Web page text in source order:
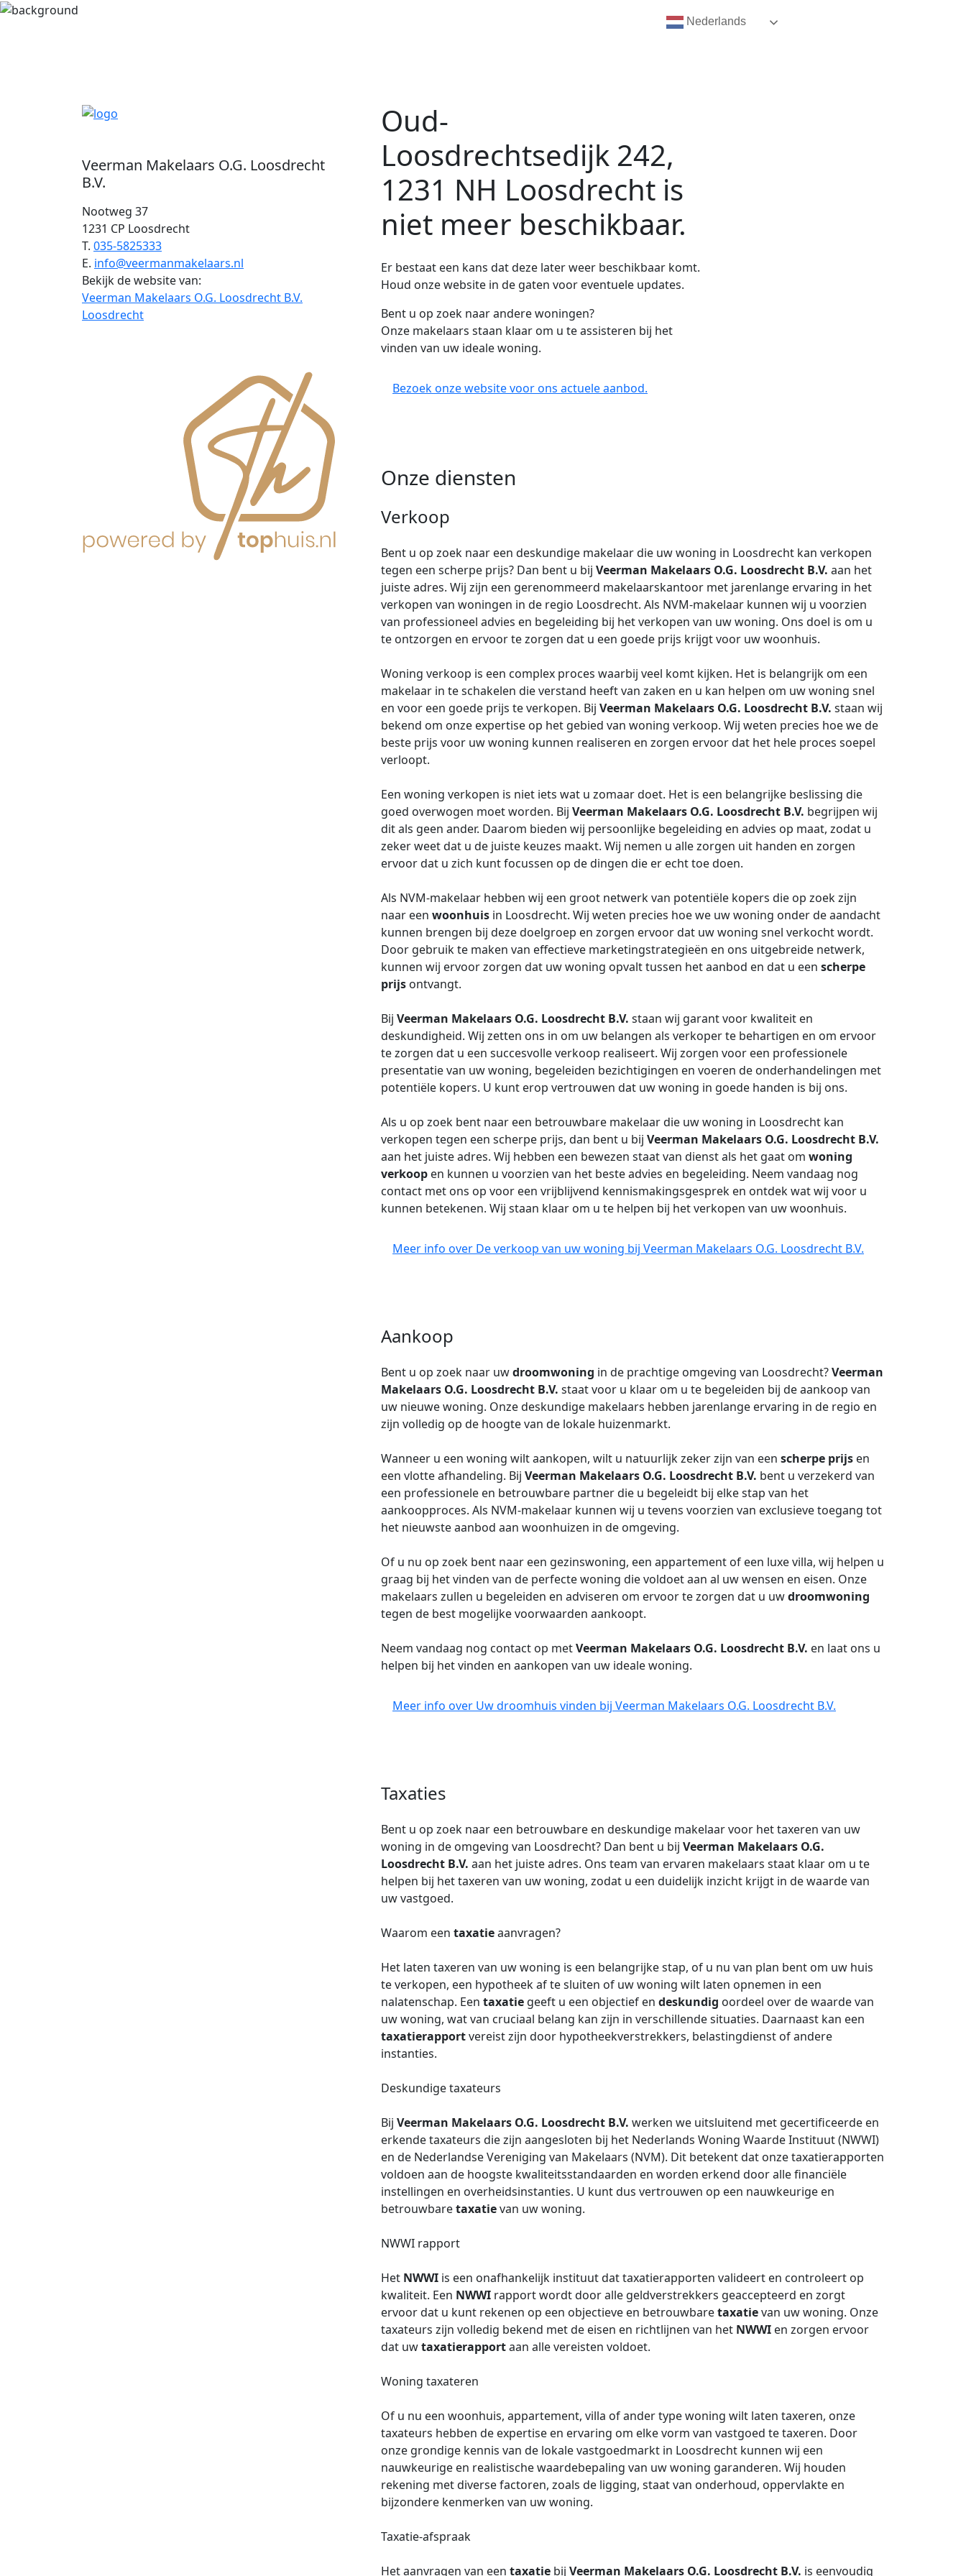
Veerman Makelaars O.G. Loosdrecht
B.V.
Nootweg 37
1231 CP Loosdrecht
T. 035-5825333
E. info@veermanmakelaars.nl
Bekijk de website van:
Veerman Makelaars O.G. Loosdrecht B.V.
Loosdrecht
Oud-
Loosdrechtsedijk 242,
1231 NH Loosdrecht is
niet meer beschikbaar.
Er bestaat een kans dat deze later weer beschikbaar komt.
Houd onze website in de gaten voor eventuele updates.
Bent u op zoek naar andere woningen?
Onze makelaars staan klaar om u te assisteren bij het
vinden van uw ideale woning.
Bezoek onze website voor ons actuele aanbod.
Onze diensten
Verkoop
Bent u op zoek naar een deskundige makelaar die uw woning in Loosdrecht kan verkopen
tegen een scherpe prijs? Dan bent u bij Veerman Makelaars O.G. Loosdrecht B.V. aan het
juiste adres. Wij zijn een gerenommeerd makelaarskantoor met jarenlange ervaring in het
verkopen van woningen in de regio Loosdrecht. Als NVM-makelaar kunnen wij u voorzien
van professioneel advies en begeleiding bij het verkopen van uw woning. Ons doel is om u
te ontzorgen en ervoor te zorgen dat u een goede prijs krijgt voor uw woonhuis.
Woning verkoop is een complex proces waarbij veel komt kijken. Het is belangrijk om een
makelaar in te schakelen die verstand heeft van zaken en u kan helpen om uw woning snel
en voor een goede prijs te verkopen. Bij Veerman Makelaars O.G. Loosdrecht B.V. staan wij
bekend om onze expertise op het gebied van woning verkoop. Wij weten precies hoe we de
beste prijs voor uw woning kunnen realiseren en zorgen ervoor dat het hele proces soepel
verloopt.
Een woning verkopen is niet iets wat u zomaar doet. Het is een belangrijke beslissing die
goed overwogen moet worden. Bij Veerman Makelaars O.G. Loosdrecht B.V. begrijpen wij
dit als geen ander. Daarom bieden wij persoonlijke begeleiding en advies op maat, zodat u
zeker weet dat u de juiste keuzes maakt. Wij nemen u alle zorgen uit handen en zorgen
ervoor dat u zich kunt focussen op de dingen die er echt toe doen.
Als NVM-makelaar hebben wij een groot netwerk van potentiële kopers die op zoek zijn
naar een woonhuis in Loosdrecht. Wij weten precies hoe we uw woning onder de aandacht
kunnen brengen bij deze doelgroep en zorgen ervoor dat uw woning snel verkocht wordt.
Door gebruik te maken van effectieve marketingstrategieën en ons uitgebreide netwerk,
kunnen wij ervoor zorgen dat uw woning opvalt tussen het aanbod en dat u een scherpe
prijs ontvangt.
Bij Veerman Makelaars O.G. Loosdrecht B.V. staan wij garant voor kwaliteit en
deskundigheid. Wij zetten ons in om uw belangen als verkoper te behartigen en om ervoor
te zorgen dat u een succesvolle verkoop realiseert. Wij zorgen voor een professionele
presentatie van uw woning, begeleiden bezichtigingen en voeren de onderhandelingen met
potentiële kopers. U kunt erop vertrouwen dat uw woning in goede handen is bij ons.
Als u op zoek bent naar een betrouwbare makelaar die uw woning in Loosdrecht kan
verkopen tegen een scherpe prijs, dan bent u bij Veerman Makelaars O.G. Loosdrecht B.V.
aan het juiste adres. Wij hebben een bewezen staat van dienst als het gaat om woning
verkoop en kunnen u voorzien van het beste advies en begeleiding. Neem vandaag nog
contact met ons op voor een vrijblijvend kennismakingsgesprek en ontdek wat wij voor u
kunnen betekenen. Wij staan klaar om u te helpen bij het verkopen van uw woonhuis.
Meer info over De verkoop van uw woning bij Veerman Makelaars O.G. Loosdrecht B.V.
Aankoop
Bent u op zoek naar uwdroomwoning in de prachtige omgeving van Loosdrecht?Veerman
Makelaars O.G. Loosdrecht B.V. staat voor u klaar om u te begeleiden bij de aankoop van
uw nieuwe woning. Onze deskundige makelaars hebben jarenlange ervaring in de regio en
zijn volledig op de hoogte van de lokale huizenmarkt.
Wanneer u een woning wilt aankopen, wilt u natuurlijk zeker zijn van een scherpe prijs en
een vlotte afhandeling. Bij Veerman Makelaars O.G. Loosdrecht B.V. bent u verzekerd van
een professionele en betrouwbare partner die u begeleidt bij elke stap van het
aankoopproces. Als NVM-makelaar kunnen wij u tevens voorzien van exclusieve toegang tot
het nieuwste aanbod aan woonhuizen in de omgeving.
Of u nu op zoek bent naar een gezinswoning, een appartement of een luxe villa, wij helpen u
graag bij het vinden van de perfecte woning die voldoet aan al uw wensen en eisen. Onze
makelaars zullen u begeleiden en adviseren om ervoor te zorgen dat u uwdroomwoning
tegen de best mogelijke voorwaarden aankoopt.
Neem vandaag nog contact op metVeerman Makelaars O.G. Loosdrecht B.V. en laat ons u
helpen bij het vinden en aankopen van uw ideale woning.
Meer info over Uw droomhuis vinden bij Veerman Makelaars O.G. Loosdrecht B.V.
Taxaties
Bent u op zoek naar een betrouwbare en deskundige makelaar voor het taxeren van uw
woning in de omgeving van Loosdrecht? Dan bent u bij Veerman Makelaars O.G.
Loosdrecht B.V. aan het juiste adres. Ons team van ervaren makelaars staat klaar om u te
helpen bij het taxeren van uw woning, zodat u een duidelijk inzicht krijgt in de waarde van
uw vastgoed.
Waarom een taxatieaanvragen?
Het laten taxeren van uw woning is een belangrijke stap, of u nu van plan bent om uw huis
te verkopen, een hypotheek af te sluiten of uw woning wilt laten opnemen in een
nalatenschap. Een taxatie geeft u een objectief en deskundig oordeel over de waarde van
uw woning, wat van cruciaal belang kan zijn in verschillende situaties. Daarnaast kan een
taxatierapportvereist zijn door hypotheekverstrekkers, belastingdienst of andere
instanties.
Deskundige taxateurs
Bij Veerman Makelaars O.G. Loosdrecht B.V. werken we uitsluitend met gecertificeerde en
erkende taxateurs die zijn aangesloten bij het Nederlands Woning Waarde Instituut (NWWI)
en de Nederlandse Vereniging van Makelaars (NVM). Dit betekent dat onze taxatierapporten
voldoen aan de hoogste kwaliteitsstandaarden en worden erkend door alle financiële
instellingen en overheidsinstanties. U kunt dus vertrouwen op een nauwkeurige en
betrouwbaretaxatievan uw woning.
NWWI rapport
Het NWWI is een onafhankelijk instituut dat taxatierapporten valideert en controleert op
kwaliteit. Een NWWI rapport wordt door alle geldverstrekkers geaccepteerd en zorgt
ervoor dat u kunt rekenen op een objectieve en betrouwbaretaxatievan uw woning. Onze
taxateurs zijn volledig bekend met de eisen en richtlijnen van het NWWI en zorgen ervoor
dat uwtaxatierapportaan alle vereisten voldoet.
Woning taxateren
Of u nu een woonhuis, appartement, villa of ander type woning wilt laten taxeren, onze
taxateurs hebben de expertise en ervaring om elke vorm van vastgoed te taxeren. Door
onze grondige kennis van de lokale vastgoedmarkt in Loosdrecht kunnen wij een
nauwkeurige en realistische waardebepaling van uw woning garanderen. Wij houden
rekening met diverse factoren, zoals de ligging, staat van onderhoud, oppervlakte en
bijzondere kenmerken van uw woning.
Taxatie-afspraak
Het aanvragen van een taxatie bij Veerman Makelaars O.G. Loosdrecht B.V. is eenvoudig
Nederlands